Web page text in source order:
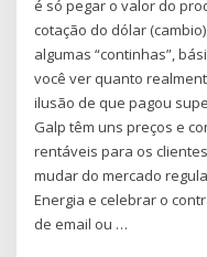
é só pegar o valor do
cotação do dólar
algumas “continhas”,
você ver quanto
ilusão de que pagou
Galp têm uns preços e
rentáveis para os
mudar do mercado
Energia e celebrar o
de email ou …